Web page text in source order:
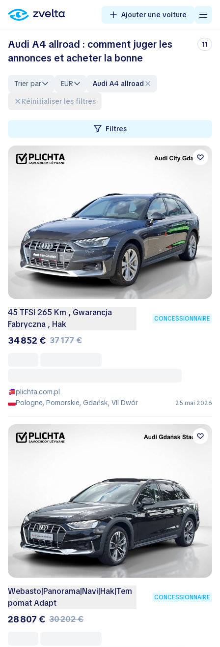
Ajouter une voiture
Audi A4 allroad : comment juger les
annonces et acheter la bonne
11
Trier par EUR
Audi A4 allroad
Réinitialiser les filtres
Filtres
45 TFSI 265 Km , Gwarancja
Fabryczna , Hak
CONCESSIONNAIRE
34 852 € 37 177 €
plichta.com.pl
Pologne, Pomorskie, Gdańsk, VII Dwór
25 mai 2026
Webasto|Panorama|Navi|Hak|Tem
pomat Adapt
CONCESSIONNAIRE
28 807 € 30 202 €